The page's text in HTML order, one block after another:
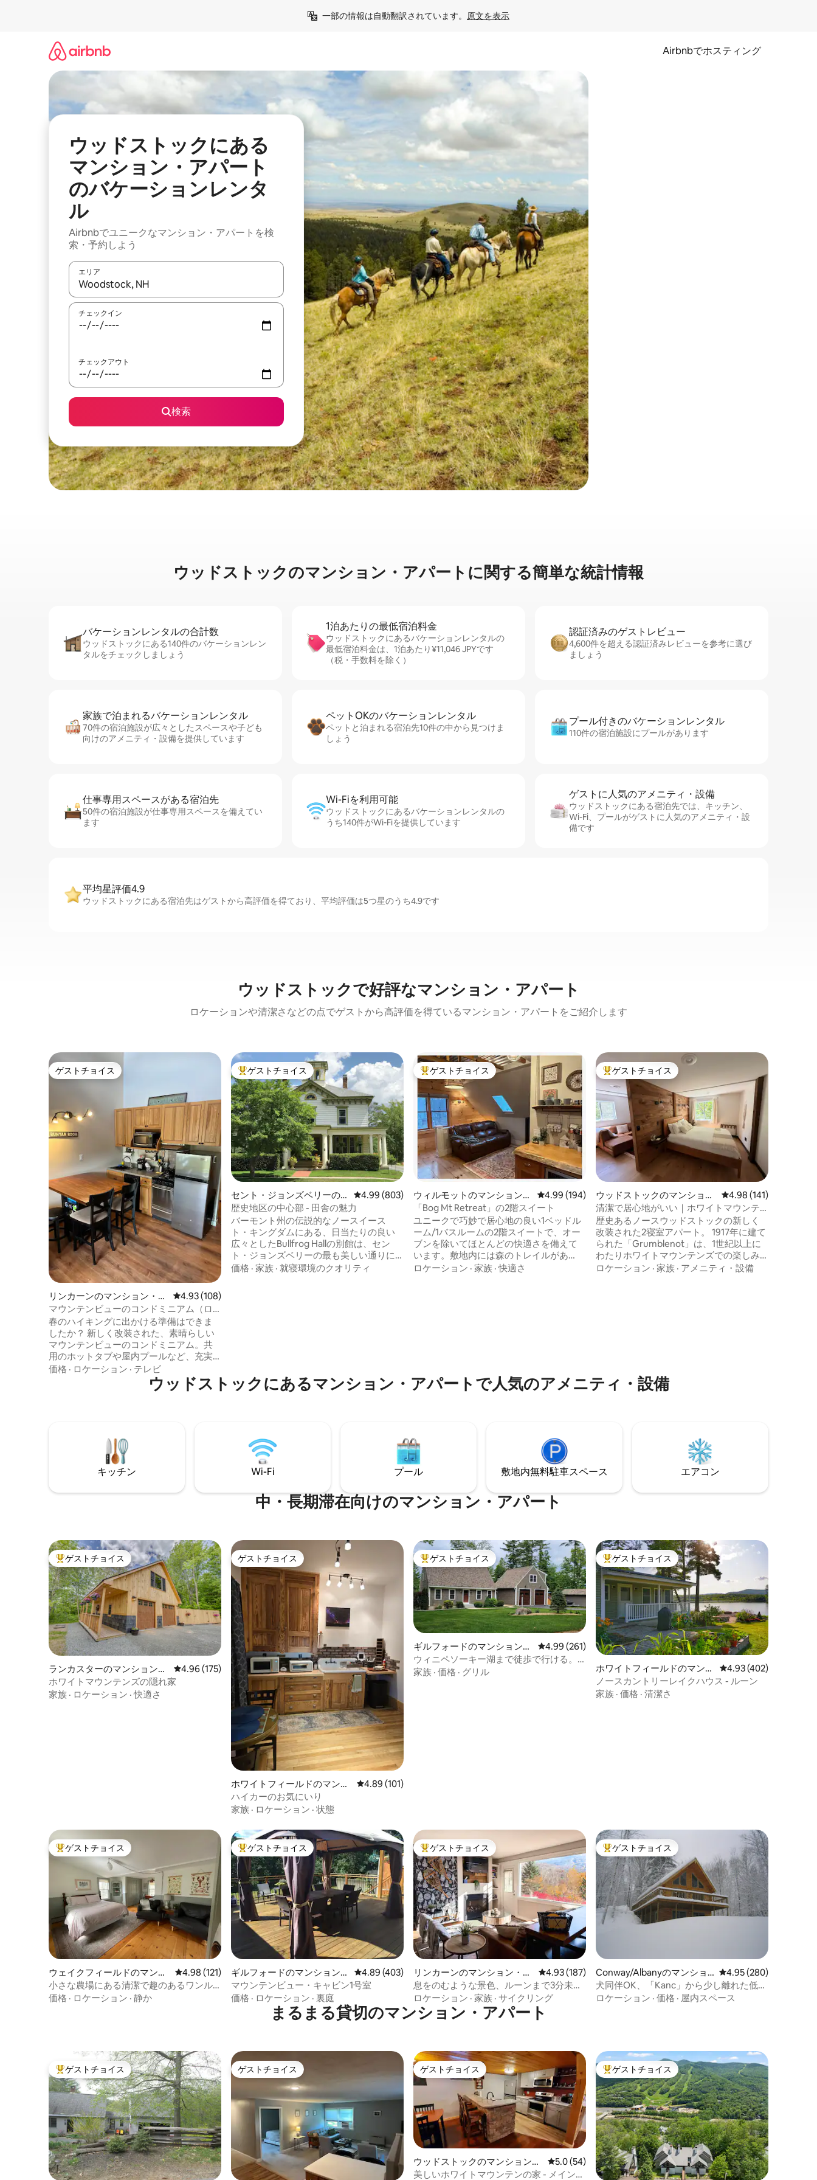
一部の情報は自動翻訳されています。 原文を表示
Airbnbでホスティング
ウッドストックにある
マンション・アパート
のバケーションレンタ
ル
Airbnbでユニークなマンション・アパートを検
索・予約しよう
エリア
検索結果が表示されたら、上下の矢印キーを使って移動するか、画面をタッチまたはスワイプして検索結果を確認することができます。
チェックイン
チェックアウト
検索
ウッドストックのマ⁠ン⁠シ⁠ョ⁠ン・ア⁠パ⁠ー⁠ト⁠に関⁠す⁠る簡⁠単⁠な統⁠計⁠情⁠報
バケーションレ⁠ン⁠タ⁠ル⁠の合⁠計⁠数
ウッドストックにある140件のバケーションレン
タルをチェックしましょう
1泊あたりの最⁠低⁠宿⁠泊⁠料⁠金
ウッドストックにあるバケーションレンタルの
最低宿泊料金は、1泊あたり¥11,046 JPYです
（税・手数料を除く）
認証済みのゲ⁠ス⁠ト⁠レ⁠ビ⁠ュ⁠ー
4,600件を超える認証済みレビューを参考に選び
ましょう
家族で泊まれるバ⁠ケ⁠ー⁠シ⁠ョ⁠ンレ⁠ン⁠タ⁠ル
70件の宿泊施設が広々としたスペースや子ども
向けのアメニティ・設備を提供しています
ペットOKのバ⁠ケ⁠ー⁠シ⁠ョ⁠ンレ⁠ン⁠タ⁠ル
ペットと泊まれる宿泊先10件の中から見つけま
しょう
プール付きのバ⁠ケ⁠ー⁠シ⁠ョ⁠ンレ⁠ン⁠タ⁠ル
110件の宿泊施設にプールがあります
仕事専用ス⁠ペ⁠ー⁠スがあ⁠る宿⁠泊⁠先
50件の宿泊施設が仕事専用スペースを備えてい
ます
Wi-Fiを利⁠用⁠可⁠能
ウッドストックにあるバケーションレンタルの
うち140件がWi-Fiを提供しています
ゲストに人⁠気⁠のア⁠メ⁠ニ⁠テ⁠ィ・設⁠備
ウッドストックにある宿泊先では、キッチン、
Wi-Fi、プールがゲストに人気のアメニティ・設
備です
平均星評価4.9
ウッドストックにある宿泊先はゲストから高評価を得ており、平均評価は5つ星のうち4.9です
ウッドストックで好評なマンション・アパート
ロケーションや清潔さなどの点でゲストから高評価を得ているマンション・アパートをご紹介します
ゲストチョイス
ゲストチョイス
リンカーンのマンション・ア
パート
レビュー108件、5つ星中4.93つ星の平均評価
4.93 (108)
マウンテンビューのコンドミニアム（ロ
フト付き）
春のハイキングに出かける準備はできま
したか？ 新しく改装された、素晴らしい
マウンテンビューのコンドミニアム。共
用のホットタブや屋内プールなど、充実
したアメニティ・設備を備えています。
専用バルコニーで朝のコーヒーを飲みな
がら、モーシラウケ山の景色に目を覚ま
われ、清潔なバスタオル、シーツ、枕が
用意されています。ルーン・マウンテン
まで直行のシャトルバスがあります！ロ
フト付きの1ベッドルームのコンドミニア
サイズベッド2台と2段ベッド4台が備わっ
価格 · ロケーション · テレビ
大好評のゲストチョイスです。
ゲストチョイス
セント・ジョンズベリーの
マンション・アパート
レビュー803件、5つ星中4.99つ星の平均評価
4.99 (803)
歴史地区の中心部 - 田舎の魅力
バーモント州の伝説的なノースイース
ト・キングダムにある、日当たりの良い
広々としたBullfrog Hallの別館は、セン
ト・ジョンズベリーの最も美しい通りに
ある壮大な家々の中にあります。この歴
へは車で簡単に行けます！I-91とI-93から
数分。
価格 · 家族 · 就寝環境のクオリティ
大好評のゲストチョイスです。
ゲストチョイス
ウィルモットのマンション・
アパート
レビュー194件、5つ星中4.99つ星の平均評価
4.99 (194)
「Bog Mt Retreat」の2階スイート
ユニークで巧妙で居心地の良い1ベッドル
ーム/1バスルームの2階スイートで、オー
ブンを除いてほとんどの快適さを備えて
います。敷地内には森のトレイルがあ
り、近くには中程度のハイキングコース
様やお二組様にぴったりです。
ロケーション · 家族 ·快適さ
大好評のゲストチョイスです。
ゲストチョイス
ウッドストックのマンショ
ン・アパート
レビュー141件、5つ
4.98 (141)
清潔で居心地がいい｜ホワイトマウンテ
ンズでの休暇
歴史あるノースウッドストックの新しく
改装された2寝室アパート。 1917年に建て
られた「Grumblenot」は、1世紀以上に
わたりホワイトマウンテンズでの楽しみ
のベースキャンプとして楽しまれてきま
ロケーション · 家族 · アメニティ・設備
ウッドストックにあるマンション・アパートで人気のアメニティ・設備
キッチン Wi-Fi プール 敷地内無料駐⁠車ス⁠ペ⁠ー⁠ス エアコン
中・長期滞在向けのマンション・アパート
大好評のゲストチョイスです。
ゲストチョイス
ランカスターのマンション・
アパート
レビュー175件、5つ星中4.96つ星の平均評価
4.96 (175)
ホワイトマウンテンズの隠れ家
家族 · ロケーション ·快適さ
ゲストチョイス
ゲストチョイス
ホワイトフィールドのマンシ
ョン・アパート
レビュー101件、5つ星中4.89つ星の平均評価
4.89 (101)
ハイカーのお気にいり
家族 · ロケーション · 状態
大好評のゲストチョイスです。
ゲストチョイス
ギルフォードのマンション・
アパート
レビュー261件、5つ星中4.99つ星の平均評価
4.99 (261)
ウィニペソーキー湖まで徒歩で行ける。
ボート、ハイキング、バイク、リラック
家族 · 価格 · グリル
大好評のゲストチョイスです。
ゲストチョイス
ホワイトフィールドのマンシ
ョン・アパート
レビュー402件、5つ
4.93 (402)
ノースカントリーレイクハウス - ルーン
家族 · 価格 · 清潔さ
大好評のゲストチョイスです。
ゲストチョイス
ウェイクフィールドのマンシ
ョン・アパート
レビュー121件、5つ星中4.98つ星の平均評価
4.98 (121)
小さな農場にある清潔で趣のあるワンル
ームマンション
価格 · ロケーション · 静か
大好評のゲストチョイスです。
ゲストチョイス
ギルフォードのマンション・
アパート
レビュー403件、5つ星中4.89つ星の平均評価
4.89 (403)
マウンテンビュー・キャビン1号室
価格 · ロケーション · 裏庭
大好評のゲストチョイスです。
ゲストチョイス
リンカーンのマンション・ア
パート
レビュー187件、5つ星中4.93つ星の平均評価
4.93 (187)
息をのむような景色、ルーンまで3分未
満、新しく改装！
ロケーション · 家族 · サイクリング
大好評のゲストチョイスです。
ゲストチョイス
Conway/Albanyのマンショ
ン・アパート
レビュー280件、5つ星
4.95 (280)
犬同伴OK、「Kanc」から少し離れた低層
階のアパート
ロケーション · 価格 · 屋内スペース
まるまる貸切のマンション・アパート
大好評のゲストチョイスです。
ゲストチョイス ゲストチョイス
ゲストチョイス ゲストチョイス
ゲストチョイス
ウッドストックのマンション・
アパート
レビュー54件、5つ星中5.0つ星の平均評価
5.0 (54)
美しいホワイトマウンテンの家 - メインス
大好評のゲストチョイスです。
ゲストチョイス